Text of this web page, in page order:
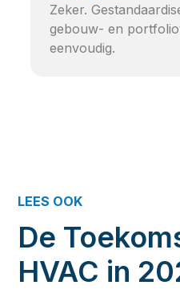
Zeker.
gebouw- en
eenvoudig.
LEES OOK
De
HVAC in